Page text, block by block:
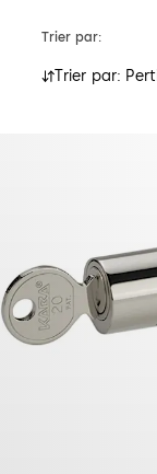
Trier par:
Trier par: